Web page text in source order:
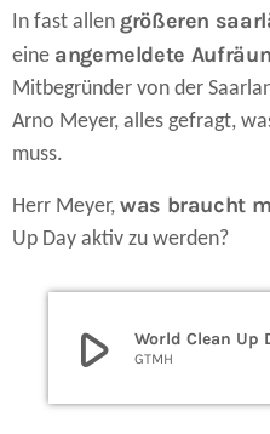
In fast allen größeren
eine angemeldete
Mitbegründer von der
Arno Meyer, alles gefragt,
muss.
Herr Meyer, was braucht
Up Day aktiv zu werden?
play_arrow World Clean Up
GTMH